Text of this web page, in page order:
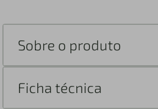
Sobre o produto
Ficha técnica